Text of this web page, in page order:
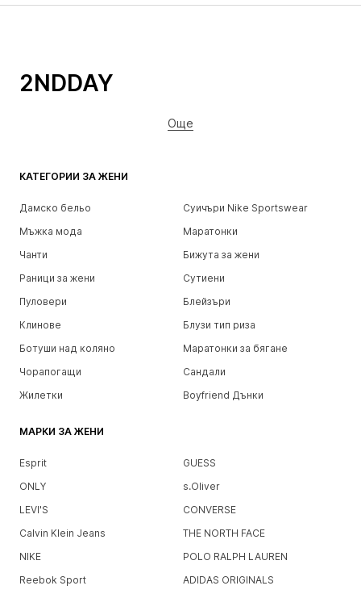
КАТЕГОРИИ ЗА ЖЕНИ
Дамско бельо
Суичъри Nike Sportswear
Мъжка мода
Маратонки
Чанти
Бижута за жени
Раници за жени
Сутиени
Пуловери
Блейзъри
Клинове
Блузи тип риза
Ботуши над коляно
Маратонки за бягане
Чорапогащи
Сандали
Жилетки
Boyfriend Дънки
МАРКИ ЗА ЖЕНИ
Esprit
GUESS
ONLY
s.Oliver
LEVI'S
CONVERSE
Calvin Klein Jeans
THE NORTH FACE
NIKE
POLO RALPH LAUREN
Reebok Sport
ADIDAS ORIGINALS
2NDDAY
Още